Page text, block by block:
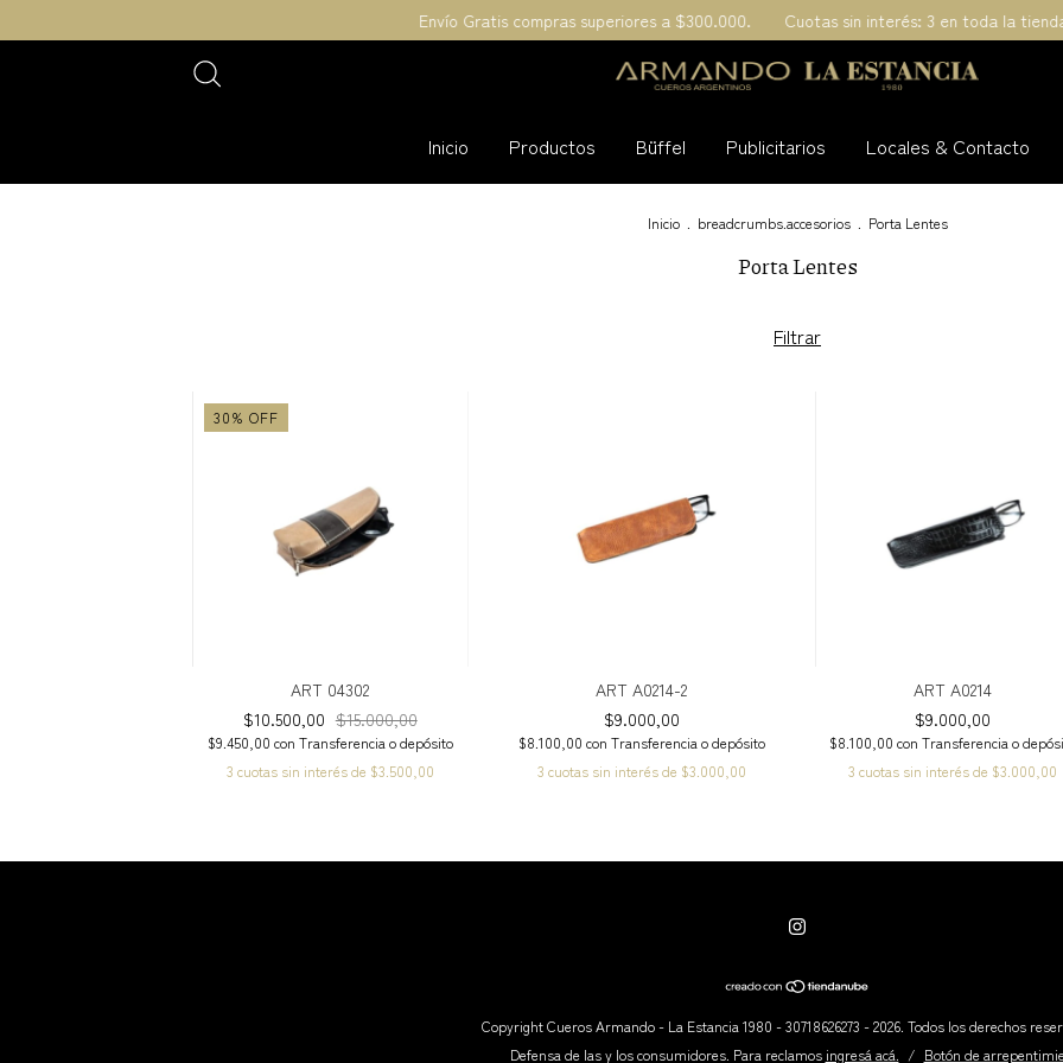
Envío Gratis compras superiores a $300.000. Cuotas sin interés: 3 en toda la
Inicio Productos Büffel Publicitarios Locales & Contacto
Inicio breadcrumbs.accesorios Porta Lentes
Porta Lentes
Filtrar
30% OFF
ART 04302
$10.500,00 $15.000,00
$9.450,00 con Transferencia o depósito
3 cuotas sin interés de $3.500,00
ART A0214-2
$9.000,00
$8.100,00 con Transferencia o depósito
3 cuotas sin interés de $3.000,00
ART A0214
$9.000,00
$8.100,00con Transferencia o
3 cuotas sin interés de $3.000,00
Copyright Cueros Armando - La Estancia 1980 - 30718626273 - 2026. Todos los derechos
Defensa de las y los consumidores. Para reclamos ingresá acá. / Botón de